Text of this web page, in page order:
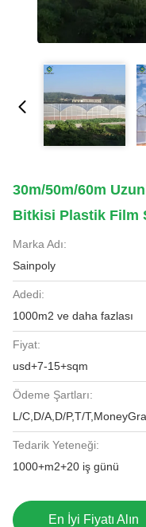
30m/50m/60m
Bitkisi Plastik Film
Marka Adı:
Sainpoly
Adedi:
1000m2 ve daha fazlası
Fiyat:
usd+7-15+sqm
Ödeme Şartları:
L/C,D/A,D/P,T/
Tedarik Yeteneği:
1000+m2+20 iş günü
En İyi Fiyatı Alın